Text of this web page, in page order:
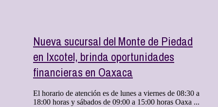
Nueva sucursal del Monte de Piedad
en Ixcotel, brinda oportunidades
financieras en Oaxaca
El horario de atención es de lunes a viernes de 08:30 a
18:00 horas y sábados de 09:00 a 15:00 horas Oaxa ...